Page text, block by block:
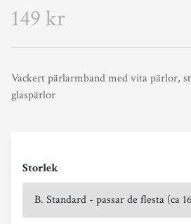
149 kr
Vackert pärlarmband med vita pärlor,
glaspärlor
Storlek